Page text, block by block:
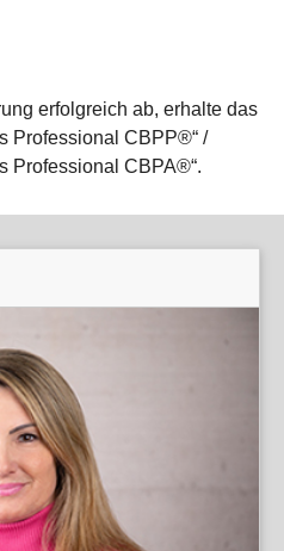
erfolgreich ab, erhalte das
Professional CBPP®“ /
Professional CBPA®“.